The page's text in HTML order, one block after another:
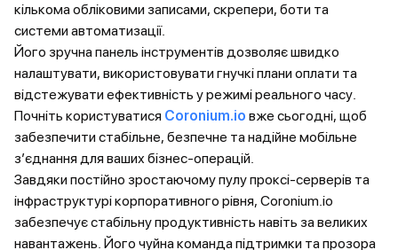
кількома обліковими записами, скрепери, боти та
системи автоматизації.
Його зручна панель інструментів дозволяє швидко
налаштувати, використовувати гнучкі плани оплати та
відстежувати ефективність у режимі реального часу.
Почніть користуватися Coronium.io вже сьогодні, щоб
забезпечити стабільне, безпечне та надійне мобільне
з’єднання для ваших бізнес-операцій.
Завдяки постійно зростаючому пулу проксі-серверів та
інфраструктурі корпоративного рівня, Coronium.io
забезпечує стабільну продуктивність навіть за великих
навантажень. Його чуйна команда підтримки та прозора